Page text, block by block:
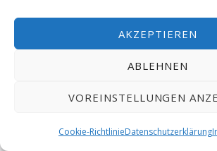
AKZEPTIEREN
ABLEHNEN
VOREINSTELLUNGEN
Cookie-RichtlinieDatenschutzerklärung
MENÜ